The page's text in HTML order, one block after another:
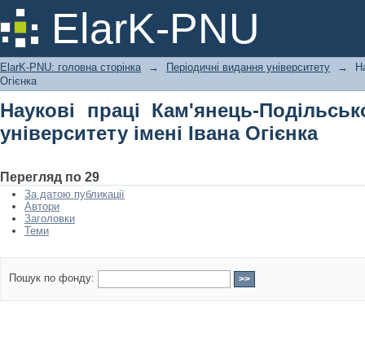
ElarK-PNU
Наукові праці Кам'янець-
Івана Огієнка
ElarK-PNU: головна сторінка → Періодичні видання університету →
Огієнка
Наукові праці Кам'янець-
університету імені Івана Огієнка
Перегляд по 29
За датою публикації
Автори
Заголовки
Теми
Пошук по фонду: